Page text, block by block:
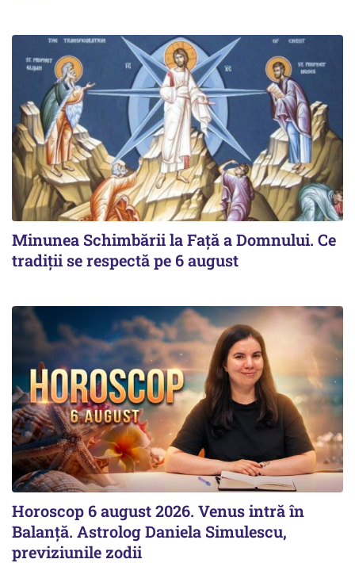
Minunea Schimbării la Față a Domnului. Ce
tradiții se respectă pe 6 august
Horoscop 6 august 2026. Venus intră în
Balanță. Astrolog Daniela Simulescu,
previziunile zodii